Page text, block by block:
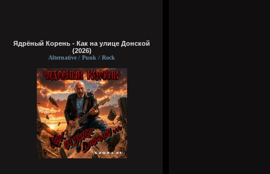
Ядрёный Корень - Как на улице Донской
(2026)
Alternative / Punk / Rock